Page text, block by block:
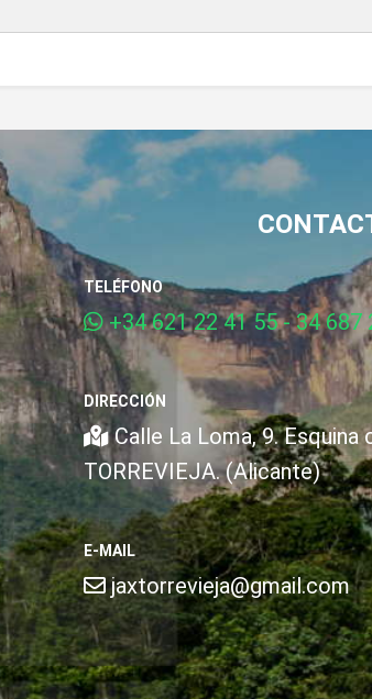
TELÉFONO
+34 621 22 41 55 - 34 687
DIRECCIÓN
Calle La Loma, 9. Esquina
TORREVIEJA. (Alicante)
E-MAIL
jaxtorrevieja@gmail.com